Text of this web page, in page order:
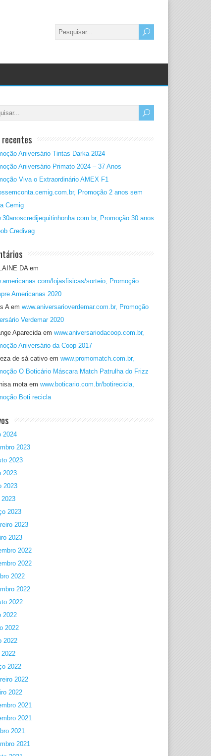
Aniversário Tintas Darka 2024
Aniversário Primato 2024 – 37 Anos
Viva o Extraordinário AMEX F1
Promoção 2 anos sem
Cemig
Promoção 30 anos
Credivag
DAem
lojasfisicas/sorteio, Promoção
Americanas 2020
Aem www.aniversarioverdemar.com.br, Promoção
Verdemar 2020
Aparecidaem www.aniversariodacoop.com.br,
Aniversário da Coop 2017
de sá cativo em www.promomatch.com.br,
O Boticário Máscara Match Patrulha do Frizz
motaem www.boticario.com.br/botirecicla,
Boti recicla
2024
2023
2023
2023
2023
2023
2023
2023
2022
2022
2022
2022
2022
2022
2022
2022
2022
2022
2022
2021
2021
2021
2021